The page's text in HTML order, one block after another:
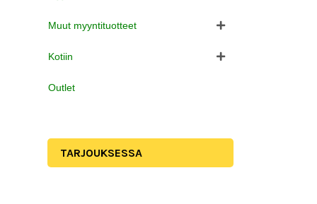
Muut myyntituotteet
Kotiin
Outlet
TARJOUKSESSA